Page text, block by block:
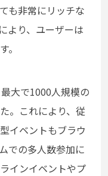
も非常にリッチな
より、ユーザーは
。
大で1000人規模の
。これにより、従
イベントもブラウ
での多人数参加に
インイベントやプ